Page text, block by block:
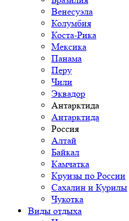
Венесуэла
Колумбия
Коста-Рика
Мексика
Панама
Перу
Чили
Эквадор
Антарктида
Антарктида
Россия
Алтай
Байкал
Камчатка
Круизы по России
Сахалин и Курилы
Чукотка
Виды отдыха